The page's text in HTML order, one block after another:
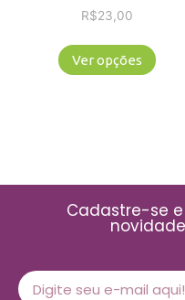
R$23,00
Ver opções
Cadastre-se